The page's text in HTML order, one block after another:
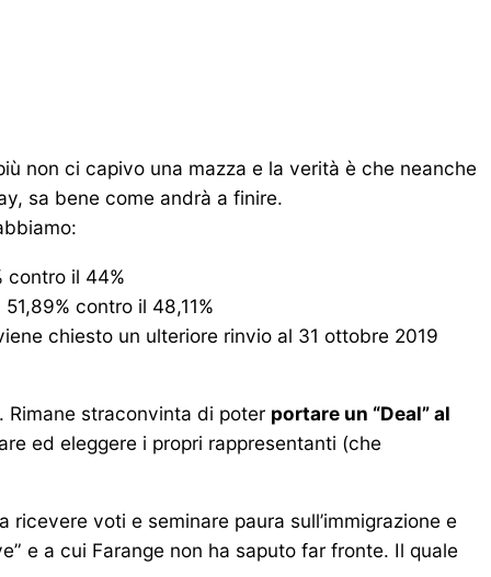
non ci capivo una mazza e la verità è che neanche
sa bene come andrà a finire.
contro il 44%
contro il 48,11%
chiesto un ulteriore rinvio al 31 ottobre 2019
Rimane straconvinta di poter portare un “Deal” al
ed eleggere i propri rappresentanti (che
voti e seminare paura sull’immigrazione e
e a cui Farange non ha saputo far fronte. Il quale